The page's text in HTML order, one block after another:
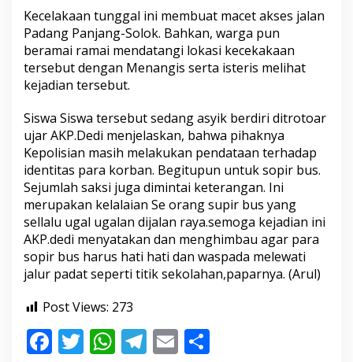
l
a
k
a
a
u
s
G
u
m
a
r
n
g
Kecelakaan tunggal ini membuat macet akses jalan
Padang Panjang-Solok. Bahkan, warga pun
beramai ramai mendatangi lokasi kecekakaan
tersebut dengan Menangis serta isteris melihat
kejadian tersebut.
Siswa Siswa tersebut sedang asyik berdiri ditrotoar
ujar AKP.Dedi menjelaskan, bahwa pihaknya
Kepolisian masih melakukan pendataan terhadap
identitas para korban. Begitupun untuk sopir bus.
Sejumlah saksi juga dimintai keterangan. Ini
merupakan kelalaian Se orang supir bus yang
sellalu ugal ugalan dijalan raya.semoga kejadian ini
AKP.dedi menyatakan dan menghimbau agar para
sopir bus harus hati hati dan waspada melewati
jalur padat seperti titik sekolahan,paparnya. (Arul)
Post Views: 273
F T W T E